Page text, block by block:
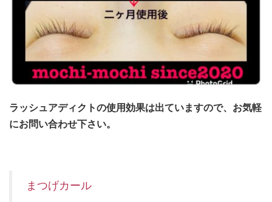
ラッシュアディクトの使用効果は出ていますので、お気軽
にお問い合わせ下さい。
まつげカール